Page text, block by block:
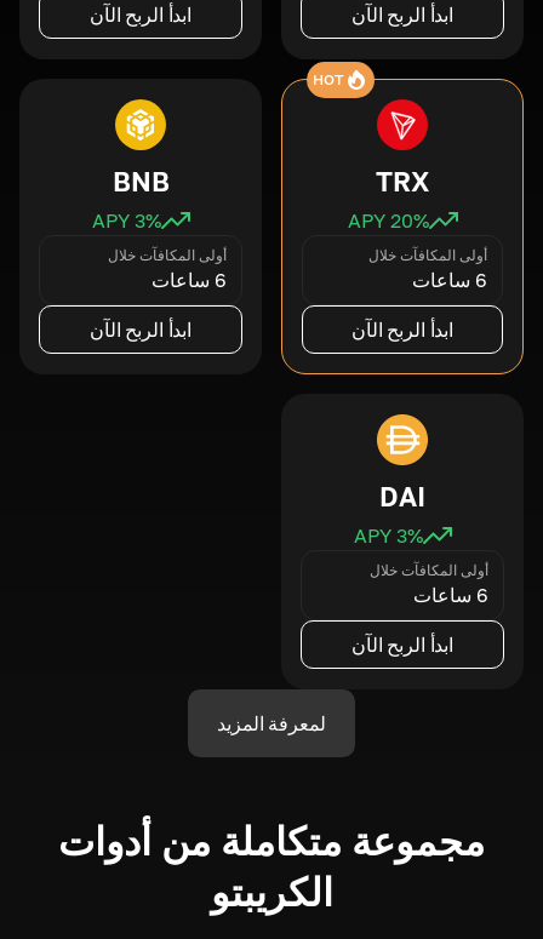
ابدأ الربح الآن ابدأ الربح الآن
HOT
TRX
20% APY
أولى المكافآت خلال
6 ساعات
ابدأ الربح الآن
BNB
3% APY
أولى المكافآت خلال
6 ساعات
ابدأ الربح الآن
DAI
3% APY
أولى المكافآت خلال
6 ساعات
ابدأ الربح الآن
لمعرفة المزيد
مجموعة متكاملة من أدوات
الكريبتو